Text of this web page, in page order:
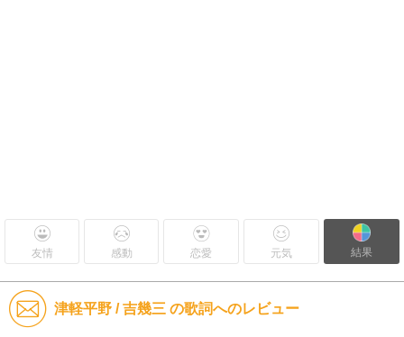
友情 感動 恋愛 元気 結果
津軽平野 / 吉幾三 の歌詞へのレビュー